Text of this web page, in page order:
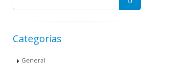
Categorías
General